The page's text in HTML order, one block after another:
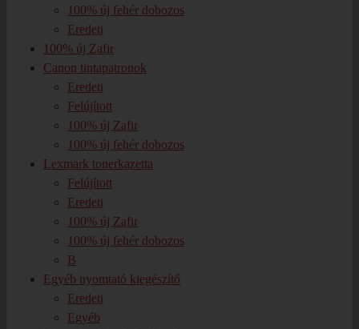
100% új fehér dobozos
Eredeti
100% új Zafir
Canon tintapatronok
Eredeti
Felújított
100% új Zafir
100% új fehér dobozos
Lexmark tonerkazetta
Felújított
Eredeti
100% új Zafir
100% új fehér dobozos
B
Egyéb nyomtató kiegészítő
Eredeti
Egyéb